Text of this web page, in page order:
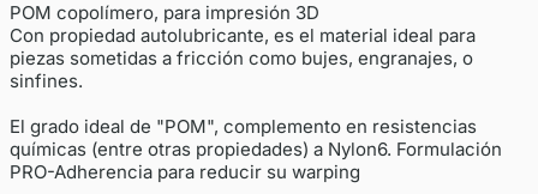
POM copolímero, para impresión 3D
Con propiedad autolubricante, es el material ideal para
piezas sometidas a fricción como bujes, engranajes, o
sinfines.
El grado ideal de "POM", complemento en resistencias
químicas (entre otras propiedades) a Nylon6. Formulación
PRO-Adherencia para reducir su warping